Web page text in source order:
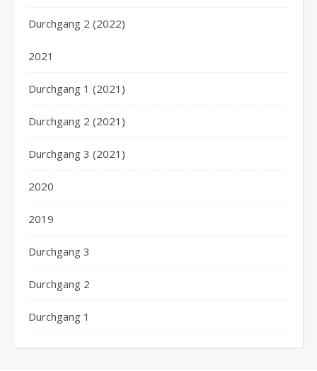
Durchgang 2 (2022)
2021
Durchgang 1 (2021)
Durchgang 2 (2021)
Durchgang 3 (2021)
2020
2019
Durchgang 3
Durchgang 2
Durchgang 1